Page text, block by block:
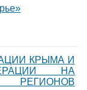
КРЫМА И
НА